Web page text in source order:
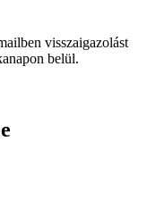
visszaigazolást
belül.